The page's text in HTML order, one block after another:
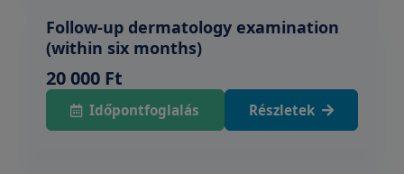
Follow-up dermatology examination
(within six months)
20 000 Ft
Időpontfoglalás Részletek